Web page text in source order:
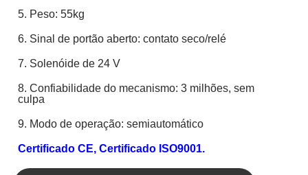
5. Peso: 55kg
6. Sinal de portão aberto: contato seco/relé
7. Solenóide de 24 V
8. Confiabilidade do mecanismo: 3 milhões, sem
culpa
9. Modo de operação: semiautomático
Certificado CE, Certificado ISO9001.